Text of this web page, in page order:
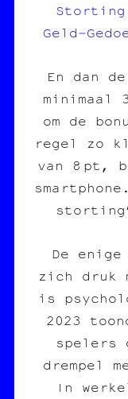
En dan
minimaal
om de
regel zo
van 8 pt,
De enige
zich druk
is
2023
spelers
drempel
In